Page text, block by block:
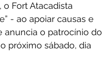
Fort Atacadista
- ao apoiar causas e
anuncia o patrocínio do
próximo sábado, dia